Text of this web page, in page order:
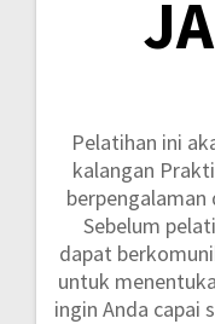
Pelatihan ini
kalangan
Sebelum
dapat
untuk
ingin Anda capai